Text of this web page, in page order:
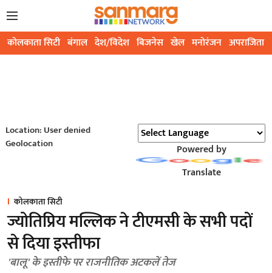
कोलकाता सिटी बंगाल देश/विदेश बिजनेस खेल मनोरंजन अपराजिता
Location: User denied
Geolocation
Powered by
Translate
कोलकाता सिटी
ज्योतिप्रिय मल्लिक ने टीएमसी के सभी पदों
से दिया इस्तीफा
'बालू' के इस्तीफे पर राजनीतिक अटकलें तेज